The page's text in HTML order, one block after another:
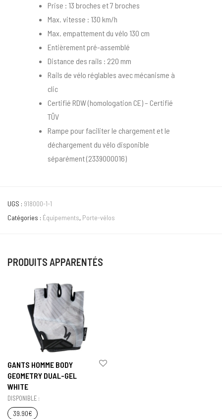
Prise : 13 broches et 7 broches
Max. vitesse : 130 km/h
Max. empattement du vélo 130 cm
Entièrement pré-assemblé
Distance des rails : 220 mm
Rails de vélo réglables avec mécanisme à
clic
Certifié RDW (homologation CE) – Certifié
TÜV
Rampe pour faciliter le chargement et le
déchargement du vélo disponible
séparément (2339000016)
UGS : 918000-1-1
Catégories : Équipements, Porte-vélos
PRODUITS APPARENTÉS
GANTS HOMME BODY
GEOMETRY DUAL-GEL
WHITE
DISPONIBLE :
39.90€